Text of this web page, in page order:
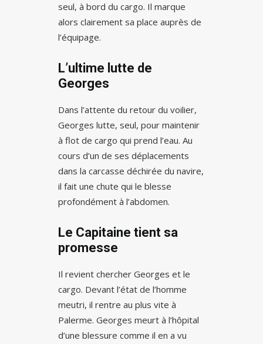
seul, à bord du cargo. Il marque
alors clairement sa place auprès de
l’équipage.
L’ultime lutte de
Georges
Dans l’attente du retour du voilier,
Georges lutte, seul, pour maintenir
à flot de cargo qui prend l’eau. Au
cours d’un de ses déplacements
dans la carcasse déchirée du navire,
il fait une chute qui le blesse
profondément à l’abdomen.
Le Capitaine tient sa
promesse
Il revient chercher Georges et le
cargo. Devant l’état de l’homme
meutri, il rentre au plus vite à
Palerme. Georges meurt à l’hôpital
d’une blessure comme il en a vu